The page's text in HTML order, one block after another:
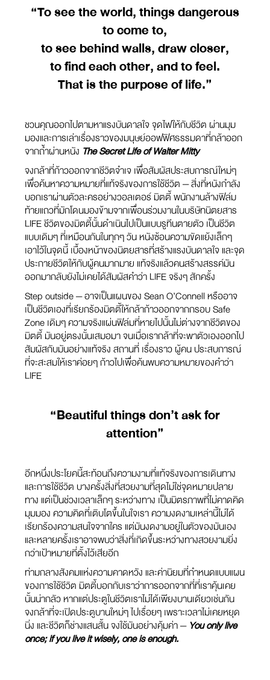
“To see the world, things dangerous
to come to,
to see behind walls, draw closer,
to find each other, and to feel.
That is the purpose of life.”
ชวนคุณออกไปตามหาแรงบันดาลใจ จุดไฟให้กับชีวิต ผ่านมุม
มองและการเล่าเรื่องราวของมนุษย์ออฟฟิศธรรมดาที่กล้าออก
จากถ้ำผ่านหนัง The Secret Life of Walter Mitty
จงกล้าที่ก้าวออกจากชีวิตจำเจ เพื่อสัมผัสประสบการณ์ใหม่ๆ
เพื่อค้นหาความหมายที่แท้จริงของการใช้ชีวิต — สิ่งที่หนังกำลัง
บอกเราผ่านตัวละครอย่างวอลเตอร์ มิตตี้ พนักงานล้างฟิล์ม
ท้ายแถวที่มักโดนมองข้ามจากเพื่อนร่วมงานในบริษัทนิตยสาร
LIFE ชีวิตของมิตตี้นั้นดำเนินไปเป็นแบบรูทีนตายตัว เป็นชีวิต
แบบเดิมๆ ที่เหมือนกันในทุกๆ วัน หนังซ้อนความขัดแย้งเล็กๆ
เอาไว้ในจุดนี้ เบื้องหน้าของนิตยสารที่สร้างแรงบันดาลใจ และจุด
ประกายชีวิตให้กับผู้คนมากมาย แท้จริงแล้วคนสร้างสรรค์มัน
ออกมากลับยังไม่เคยได้สัมผัสคำว่า LIFE จริงๆ สักครั้ง
Step outside — อาจเป็นแผนของ Sean O’Connell หรืออาจ
เป็นชีวิตเองที่เรียกร้องมิตตี้ให้กล้าก้าวออกจากกรอบ Safe
Zone เดิมๆ ความจริงแผ่นฟิล์มที่หายไปนั้นไม่ต่างจากชีวิตของ
มิตตี้ มันอยู่ตรงนั้นเสมอมา จนเมื่อเรากล้าที่จะพาตัวเองออกไป
สัมผัสกับมันอย่างแท้จริง สถานที่ เรื่องราว ผู้คน ประสบการณ์
ที่จะสะสมให้เราค่อยๆ ก้าวไปเพื่อค้นพบความหมายของคำว่า
LIFE
“Beautiful things don’t ask for
attention”
อีกหนึ่งประโยคนี้สะท้อนถึงความงามที่แท้จริงของการเดินทาง
และการใช้ชีวิต บางครั้งสิ่งที่สวยงามที่สุดไม่ใช่จุดหมายปลาย
ทาง แต่เป็นช่วงเวลาเล็กๆ ระหว่างทาง เป็นมิตรภาพที่ไม่คาดคิด
มุมมอง ความคิดที่เติบโตขึ้นในใจเรา ความงดงามเหล่านี้ไม่ได้
เรียกร้องความสนใจจากใคร แต่มันงดงามอยู่ในตัวของมันเอง
และหลายครั้งเราอาจพบว่าสิ่งที่เกิดขึ้นระหว่างทางสวยงามยิ่ง
กว่าเป้าหมายที่ตั้งไว้เสียอีก
ท่ามกลางสังคมแห่งความคาดหวัง และค่านิยมที่กำหนดแบบแผน
ของการใช้ชีวิต มิตตี้บอกกับเราว่าการออกจากที่ที่เราคุ้นเคย
นั้นน่ากลัว หากแต่ประตูในชีวิตเราไม่ได้เพียงบานเดียวเช่นกัน
จงกล้าที่จะเปิดประตูบานใหม่ๆ ไปเรื่อยๆ เพราะเวลาไม่เคยหยุด
นิ่ง และชีวิตก็ช่างแสนสั้น จงใช้มันอย่างคุ้มค่า —You only live
once; if you live it wisely, one is enough.